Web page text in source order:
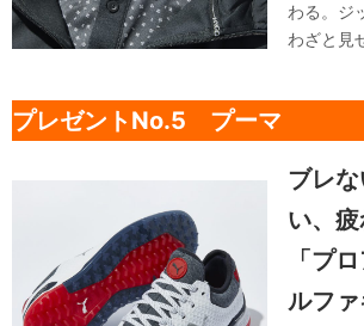
わる。ジ
わざと見
プレゼントNo.5 プーマ
ブレ
い、
「プ
ルフ